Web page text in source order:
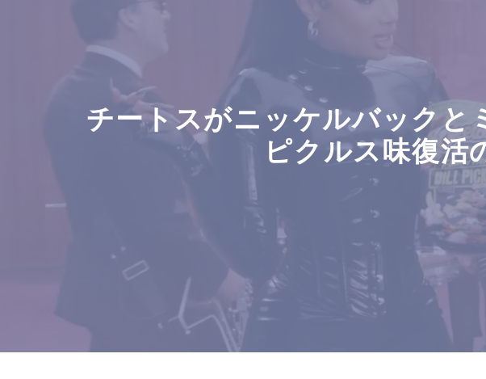
チートスがニッケルバックと
ピクルス味復活